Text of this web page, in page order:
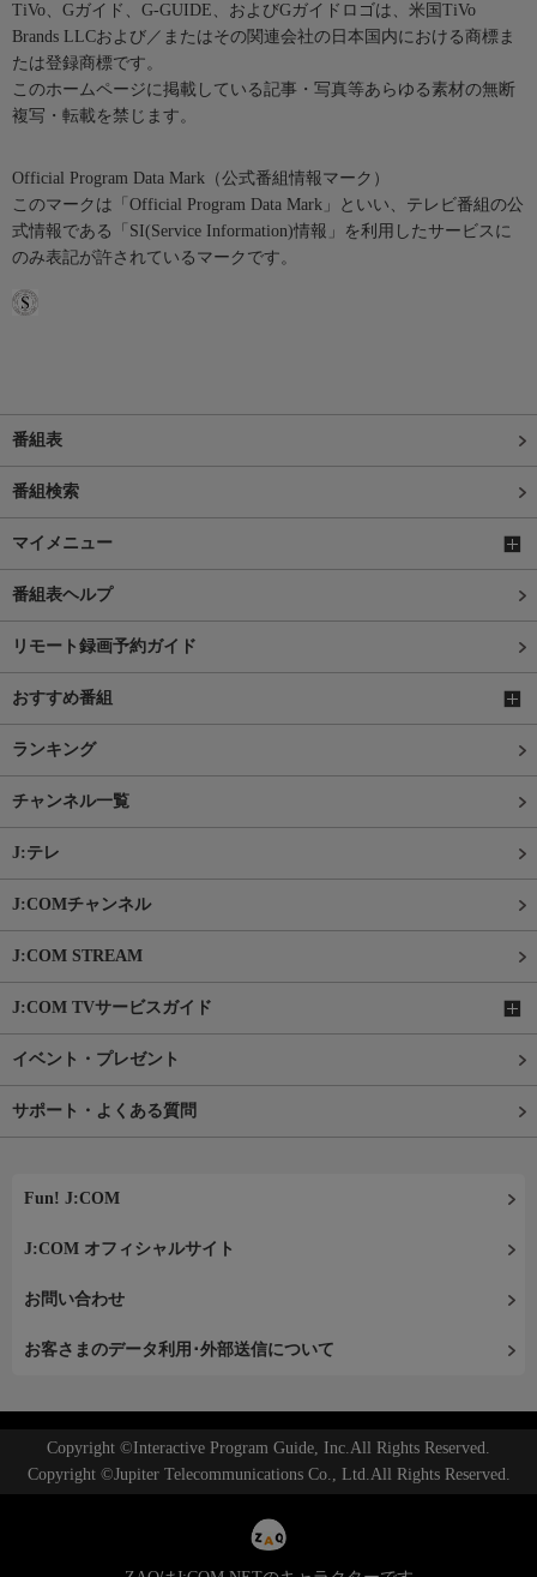
TiVo、Gガイド、G-GUIDE、およびGガイドロゴは、米国TiVo
Brands LLCおよび／またはその関連会社の日本国内における商標ま
たは登録商標です。
このホームページに掲載している記事・写真等あらゆる素材の無断
複写・転載を禁じます。
Official Program Data Mark（公式番組情報マーク）
このマークは「Official Program Data Mark」といい、テレビ番組の公
式情報である「SI(Service Information)情報」を利用したサービスに
のみ表記が許されているマークです。
番組表
番組検索
マイメニュー
番組表ヘルプ
リモート録画予約ガイド
おすすめ番組
ランキング
チャンネル一覧
J:テレ
J:COMチャンネル
J:COM STREAM
J:COM TVサービスガイド
イベント・プレゼント
サポート・よくある質問
Fun! J:COM
J:COM オフィシャルサイト
お問い合わせ
お客さまのデータ利用･外部送信について
Copyright ©Interactive Program Guide, Inc.All Rights Reserved.
Copyright ©Jupiter Telecommunications Co., Ltd.All Rights Reserved.